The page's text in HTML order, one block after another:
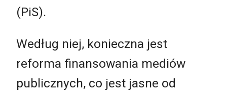
(PiS).
Według niej, konieczna jest
reforma finansowania mediów
publicznych, co jest jasne od